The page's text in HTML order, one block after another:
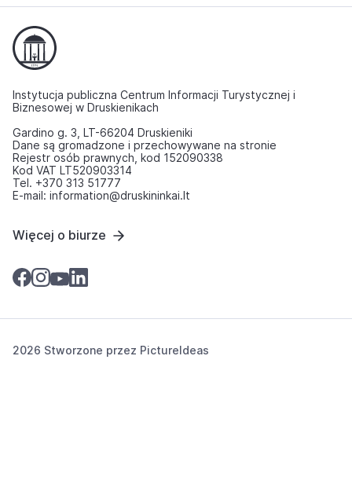
Instytucja publiczna Centrum Informacji Turystycznej i
Biznesowej w Druskienikach
Gardino g. 3, LT-66204 Druskieniki
Dane są gromadzone i przechowywane na stronie
Rejestr osób prawnych, kod 152090338
Kod VAT LT520903314
Tel. +370 313 51777
E-mail: information@druskininkai.lt
Więcej o biurze
2026 Stworzone przez PictureIdeas